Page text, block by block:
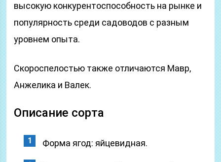
высокую конкурентоспособность на рынке и
популярность среди садоводов с разным
уровнем опыта.
Скороспелостью также отличаются Мавр,
Анжелика и Валек.
Описание сорта
Форма ягод: яйцевидная.